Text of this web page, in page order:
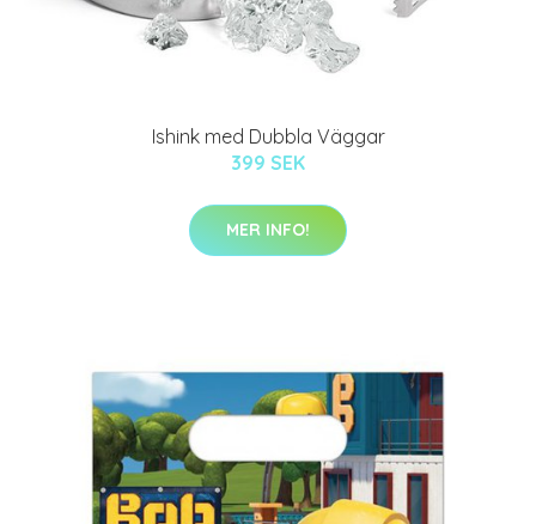
Ishink med Dubbla Väggar
399 SEK
MER INFO!